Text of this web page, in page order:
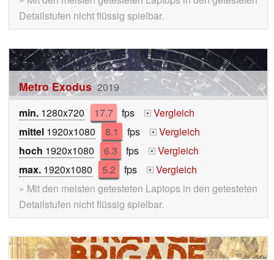
Detailstufen nicht flüssig spielbar.
Metro Exodus 2019
min. 1280x720 17.7 fps +
Vergleich
mittel 1920x1080 8.1 fps +
Vergleich
hoch 1920x1080 6.3 fps +
Vergleich
max. 1920x1080 5.2 fps +
Vergleich
» Mit den meisten getesteten Laptops in den getesteten
Detailstufen nicht flüssig spielbar.